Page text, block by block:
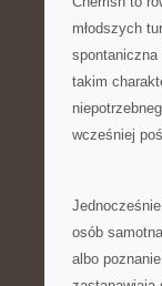
młodszych
spontaniczna
takim
wcześniej
osób
albo